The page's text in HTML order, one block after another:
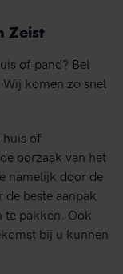
Zeist
of pand? Bel
komen zo snel
huis of
oorzaak van het
namelijk door de
beste aanpak
te pakken. Ook
bij u kunnen